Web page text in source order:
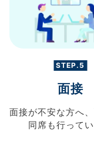
STEP.5
面接
面接が不安な方へ、
同席も行って